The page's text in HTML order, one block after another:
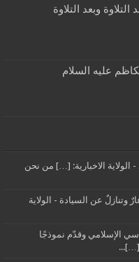
وبعد التلاوة
عليه السلام
الولاية الاخبارية: […] من نحن
وتنازلٌ عن السيادة - الولاية
الإسلامي وقدّم نموذجًا
[…]...